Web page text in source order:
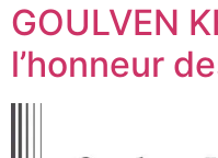
GOULVEN
l’honneur